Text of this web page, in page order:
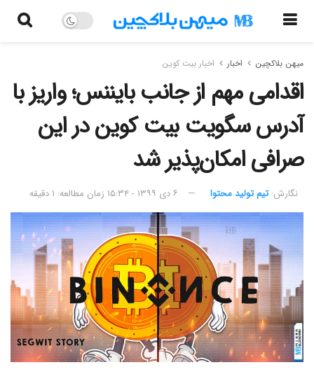
میهن بلاکچین اخبار اخبار بیت کوین
اقدامی مهم از جانب بایننس؛ واریز با
آدرس سگویت بیت کوین در این
صرافی امکان‌پذیر شد
نگارش:‌ تیم تولید محتوا ۶ دی ۱۳۹۹ - ۱۵:۳۴ زمان مطالعه: ۱ دقیقه